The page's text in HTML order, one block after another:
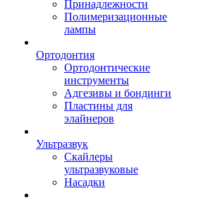
Принадлежности
Полимеризационные
лампы
Ортодонтия
Ортодонтические
инструменты
Адгезивы и бондинги
Пластины для
элайнеров
Ультразвук
Скайлеры
ультразвуковые
Насадки